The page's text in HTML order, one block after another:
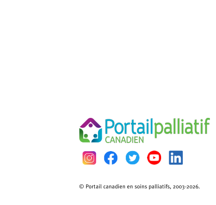
© Portail canadien en soins palliatifs, 2003-2026.